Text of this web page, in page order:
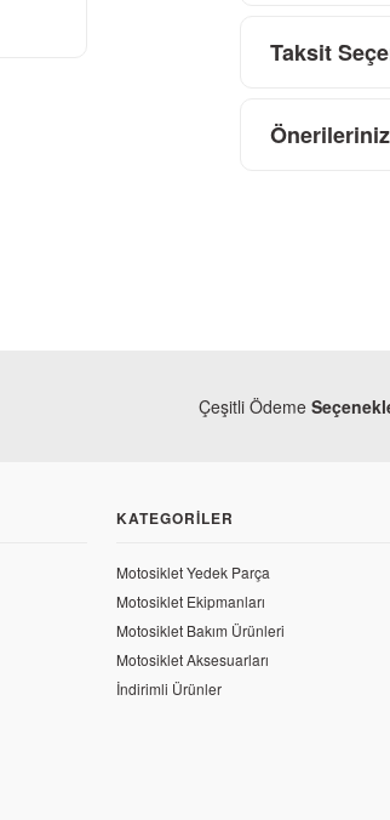
Taksit
Önerileriniz
Çeşitli Ödeme
KATEGORILER
Motosiklet Yedek Parça
Motosiklet Ekipmanları
Motosiklet Bakım Ürünleri
Motosiklet Aksesuarları
İndirimli Ürünler